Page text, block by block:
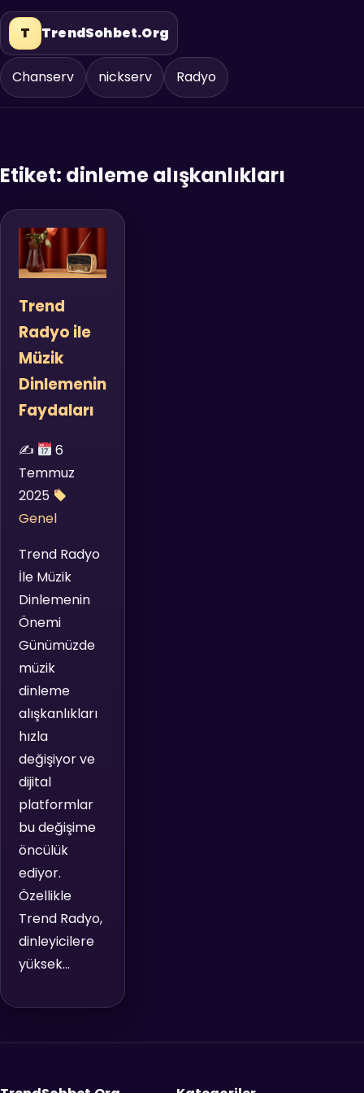
T TrendSohbet.Org
Chanserv nickserv Radyo
Etiket: dinleme alışkanlıkları
Trend
Radyo ile
Müzik
Dinlemenin
Faydaları
✍️
6
Temmuz
2025
Genel
Trend Radyo
İle Müzik
Dinlemenin
Önemi
Günümüzde
müzik
dinleme
alışkanlıkları
hızla
değişiyor ve
dijital
platformlar
bu değişime
öncülük
ediyor.
Özellikle
Trend Radyo,
dinleyicilere
yüksek…